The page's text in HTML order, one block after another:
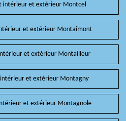
intérieur et extérieur Montcel
et extérieur Montaimont
et extérieur Montailleur
et extérieur Montagny
et extérieur Montagnole